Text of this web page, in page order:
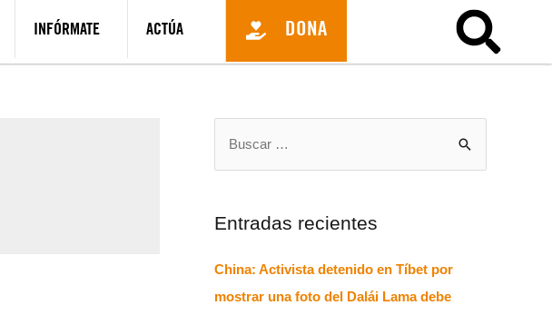
INFÓRMATE ACTÚA DONA
Entradas recientes
China: Activista detenido en Tíbet por
mostrar una foto del Dalái Lama debe